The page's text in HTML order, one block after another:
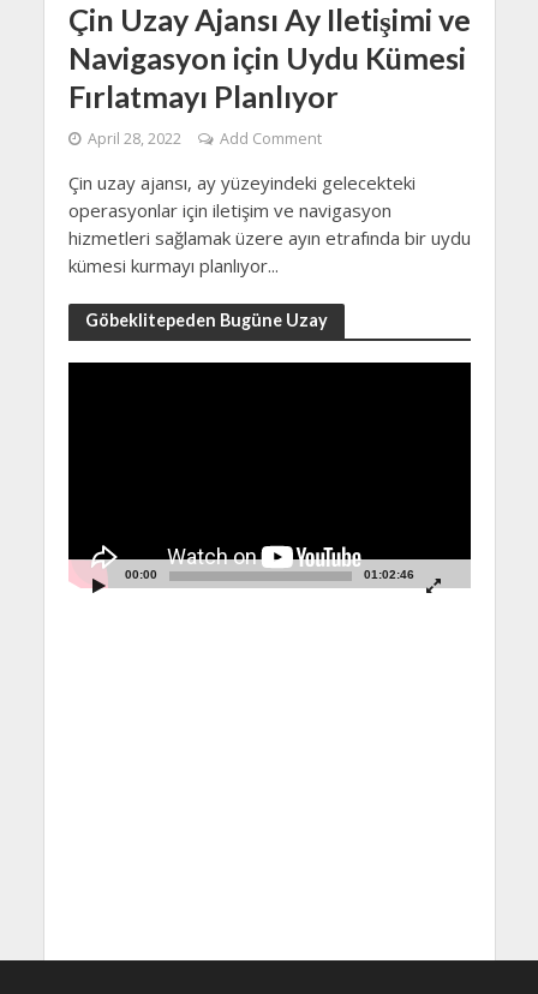
Çin Uzay Ajansı Ay Iletişimi ve
Navigasyon için Uydu Kümesi
Fırlatmayı Planlıyor
April 28, 2022 Add Comment
Çin uzay ajansı, ay yüzeyindeki gelecekteki
operasyonlar için iletişim ve navigasyon
hizmetleri sağlamak üzere ayın etrafında bir uydu
kümesi kurmayı planlıyor...
Göbeklitepeden Bugüne Uzay
00:00 01:02:46